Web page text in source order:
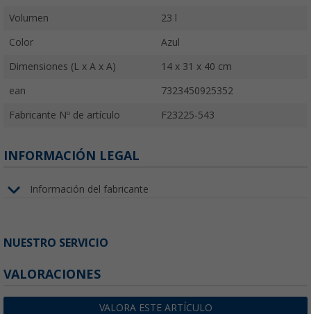
Volumen 23 l
Color Azul
Dimensiones (L x A x A) 14 x 31 x 40 cm
ean 7323450925352
Fabricante Nº de artículo F23225-543
INFORMACIÓN LEGAL
Información del fabricante
NUESTRO SERVICIO
VALORACIONES
VALORA ESTE ARTÍCULO